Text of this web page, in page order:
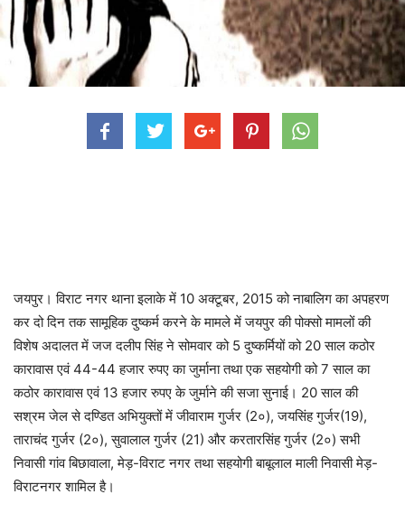
जयपुर। विराट नगर थाना इलाके में 10 अक्टूबर, 2015 को नाबालिग का अपहरण
कर दो दिन तक सामूहिक दुष्कर्म करने के मामले में जयपुर की पोक्सो मामलों की
विशेष अदालत में जज दलीप सिंह ने सोमवार को 5 दुष्कर्मियों को 20 साल कठोर
कारावास एवं 44-44 हजार रुपए का जुर्माना तथा एक सहयोगी को 7 साल का
कठोर कारावास एवं 13 हजार रुपए के जुर्माने की सजा सुनाई। 20 साल की
सश्रम जेल से दण्डित अभियुक्तों में जीवाराम गुर्जर (2०), जयसिंह गुर्जर(19),
ताराचंद गुर्जर (2०), सुवालाल गुर्जर (21) और करतारसिंह गुर्जर (2०) सभी
निवासी गांव बिछावाला, मेड़-विराट नगर तथा सहयोगी बाबूलाल माली निवासी मेड़-
विराटनगर शामिल है।